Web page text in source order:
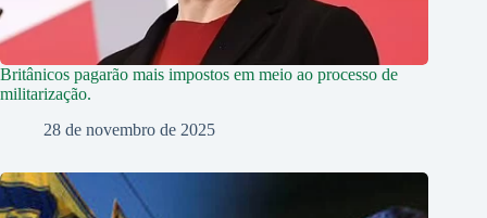
Britânicos pagarão mais impostos em meio ao processo de
militarização.
28 de novembro de 2025